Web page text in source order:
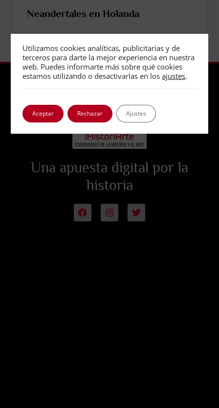
Neandertales en Holanda
Una apuesta digital por la
historia
Utilizamos cookies analíticas, publicitarias y de
terceros para darte la mejor experiencia en nuestra
web. Puedes informarte más sobre qué cookies
estamos utilizando o desactivarlas en losajustes.
Aceptar Rechazar Ajustes